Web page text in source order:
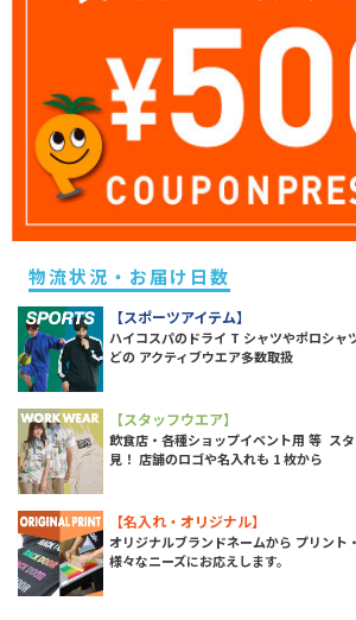
物流状況・お届け日数
【スポーツアイテム】
ハイコスパのドライ T シャツやポロシャ
どの アクティブウエア多数取扱
【スタッフウエア】
飲食店・各種ショップイベント用 等 ス
見！ 店舗のロゴや名入れも 1 枚から
【名入れ・オリジナル】
オリジナルブランドネームから プリント
様々なニーズにお応えします。